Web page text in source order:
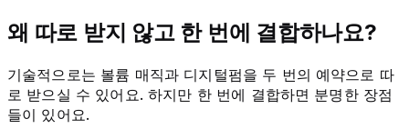
왜 따로 받지 않고 한 번에 결합하나요?
기술적으로는 볼륨 매직과 디지털펌을 두 번의 예약으로 따
로 받으실 수 있어요. 하지만 한 번에 결합하면 분명한 장점
들이 있어요.